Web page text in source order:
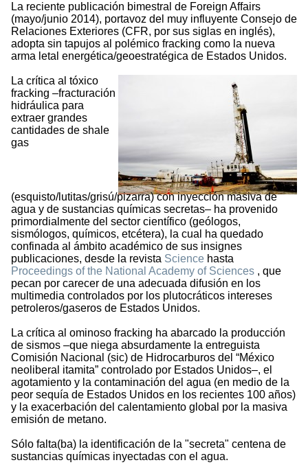
La reciente publicación bimestral de Foreign Affairs
(mayo/junio 2014), portavoz del muy influyente Consejo de
Relaciones Exteriores (CFR, por sus siglas en inglés),
adopta sin tapujos al polémico fracking como la nueva
arma letal energética/geoestratégica de Estados Unidos.
La crítica al tóxico
fracking –fracturación
hidráulica para
extraer grandes
cantidades de shale
gas
(esquisto/lutitas/grisú/pizarra) con inyección masiva de
agua y de sustancias químicas secretas– ha provenido
primordialmente del sector científico (geólogos,
sismólogos, químicos, etcétera), la cual ha quedado
confinada al ámbito académico de sus insignes
publicaciones, desde la revista Science hasta
Proceedings of the National Academy of Sciences , que
pecan por carecer de una adecuada difusión en los
multimedia controlados por los plutocráticos intereses
petroleros/gaseros de Estados Unidos.
La crítica al ominoso fracking ha abarcado la producción
de sismos –que niega absurdamente la entreguista
Comisión Nacional (sic) de Hidrocarburos del “México
neoliberal itamita” controlado por Estados Unidos–, el
agotamiento y la contaminación del agua (en medio de la
peor sequía de Estados Unidos en los recientes 100 años)
y la exacerbación del calentamiento global por la masiva
emisión de metano.
Sólo falta(ba) la identificación de la "secreta" centena de
sustancias químicas inyectadas con el agua.